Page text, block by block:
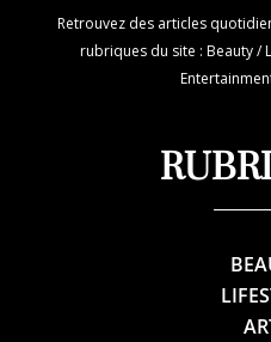
Retrouvez des articles
rubriques du site : Beauty /